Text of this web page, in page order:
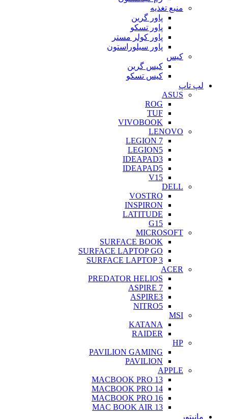
منبع تغذیه
پاور گرین
پاور تسکو
پاور کولر مستر
پاور سیلوراستون
کیس
کیس گرین
کیس تسکو
لپ تاپ
ASUS
ROG
TUF
VIVOBOOK
LENOVO
LEGION 7
LEGION5
IDEAPAD3
IDEAPAD5
V15
DELL
VOSTRO
INSPIRON
LATITUDE
G15
MICROSOFT
SURFACE BOOK
SURFACE LAPTOP GO
SURFACE LAPTOP 3
ACER
PREDATOR HELIOS
ASPIRE 7
ASPIRE3
NITRO5
MSI
KATANA
RAIDER
HP
PAVILION GAMING
PAVILION
APPLE
MACBOOK PRO 13
MACBOOK PRO 14
MACBOOK PRO 16
MAC BOOK AIR 13
مانیتور